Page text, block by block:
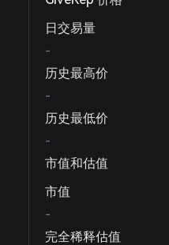
日交易量
-
历史最高价
-
历史最低价
-
市值和估值
市值
-
完全稀释估值